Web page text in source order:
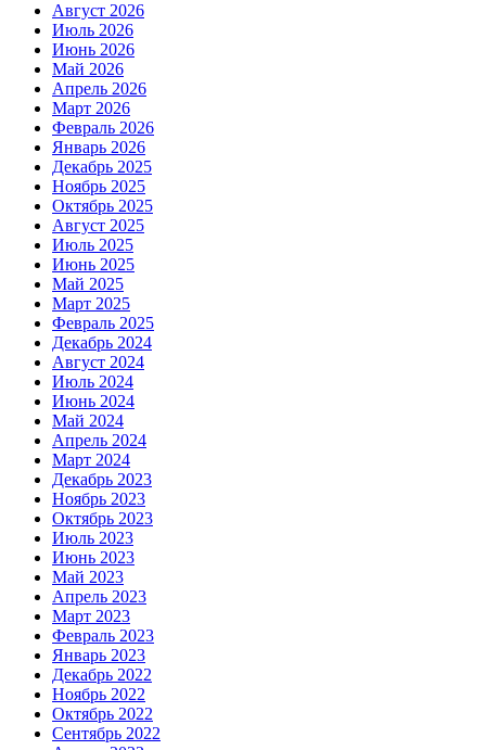
Август 2026
Июль 2026
Июнь 2026
Май 2026
Апрель 2026
Март 2026
Февраль 2026
Январь 2026
Декабрь 2025
Ноябрь 2025
Октябрь 2025
Август 2025
Июль 2025
Июнь 2025
Май 2025
Март 2025
Февраль 2025
Декабрь 2024
Август 2024
Июль 2024
Июнь 2024
Май 2024
Апрель 2024
Март 2024
Декабрь 2023
Ноябрь 2023
Октябрь 2023
Июль 2023
Июнь 2023
Май 2023
Апрель 2023
Март 2023
Февраль 2023
Январь 2023
Декабрь 2022
Ноябрь 2022
Октябрь 2022
Сентябрь 2022